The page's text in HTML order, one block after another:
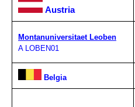
Austria
Montanuniversitaet Leoben
A LOBEN01
Belgia